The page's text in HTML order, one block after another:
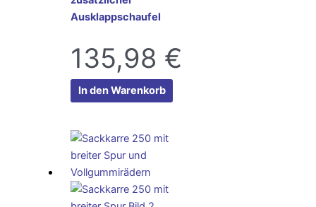
Ausklappschaufel
135,98 €
In den Warenkorb